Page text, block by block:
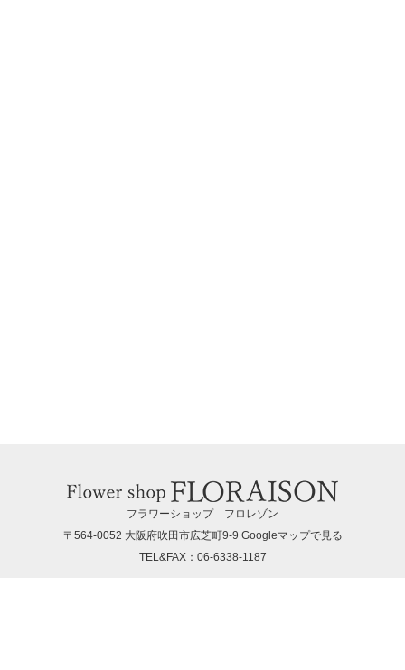
フラワーショップ フロレゾン
〒564-0052 大阪府吹田市広芝町9-9 Googleマップで見る
TEL&FAX：06-6338-1187